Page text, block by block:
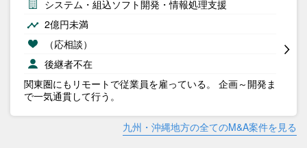
システム・組込ソフト開発・情報処理支援
2億円未満
（応相談）
後継者不在
関東圏にもリモートで従業員を雇っている。 企画～開発ま
で一気通貫して行う。
九州・沖縄地方の全てのM&A案件を見る